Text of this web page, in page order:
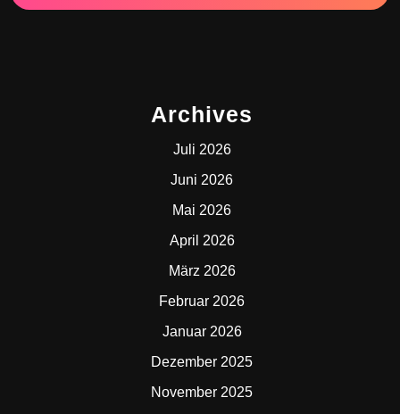
Archives
Juli 2026
Juni 2026
Mai 2026
April 2026
März 2026
Februar 2026
Januar 2026
Dezember 2025
November 2025